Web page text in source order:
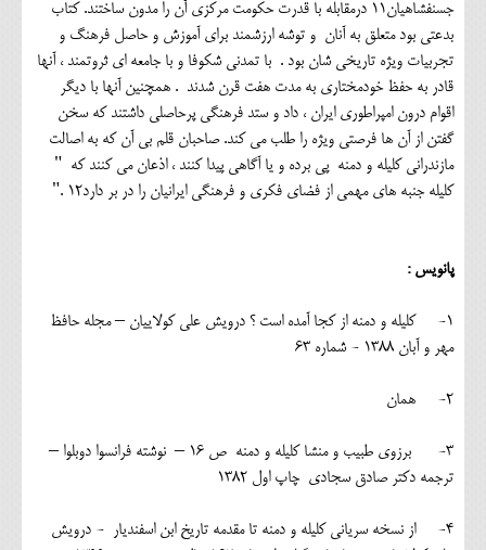
جسنفشاهیان11 درمقابله با قدرت حکومت مرکزی آن را مدون ساختند. کتاب
بدعتی بود متعلق به آنان و توشه ارزشمند برای آموزش و حاصل فرهنگ و
تجربیات ویژه تاریخی شان بود . با تمدنی شکوفا و با جامعه ای ثروتمند ، آنها
قادر به حفظ خودمختاری به مدت هفت قرن شدند . همچنین آنها با دیگر
اقوام درون امپراطوری ایران ، داد و ستد فرهنگی پرحاصلی داشتند که سخن
گفتن از آن ها فرصتی ویژه را طلب می کند. صاحبان قلم بی آن که به اصالت
مازندرانی کلیله و دمنه پی برده و یا آگاهی پیدا کنند ، اذعان می کنند که "
کلیله جنبه های مهمی از فضای فکری و فرهنگی ایرانیان را در بر دارد12 ."
پانویس :
1- کلیله و دمنه از کجا آمده است ؟ درویش علی کولاییان – مجله حافظ
مهر و آبان 1388 - شماره 63
2- همان
3- برزوی طبیب و منشا کلیله و دمنه ص 16 – نوشته فرانسوا دوبلوا –
ترجمه دکتر صادق سجادی چاپ اول 1382
4- از نسخه سریانی کلیله و دمنه تا مقدمه تاریخ ابن اسفندیار - درویش